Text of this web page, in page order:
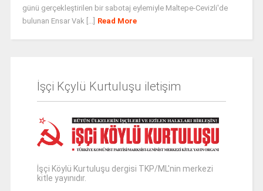
günü gerçekleştirilen bir sabotaj eylemiyle Maltepe-Cevizli'de
bulunan Ensar Vak [...]
Read More
İşçi Kçylü Kurtuluşu iletişim
İşçi Köylü Kurtuluşu dergisi TKP/ML'nin merkezi
kitle yayınıdır.